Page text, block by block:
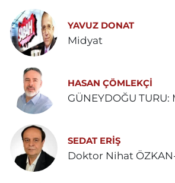
YAVUZ DONAT
Midyat
HASAN ÇÖMLEKÇİ
GÜNEYDOĞU TURU:
SEDAT ERİŞ